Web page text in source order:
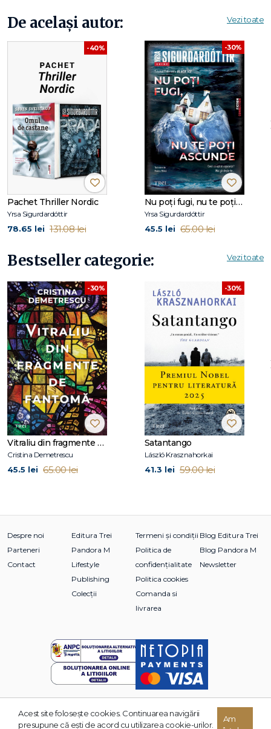
De același autor: Vezi toate
-40%
Pachet Thriller Nordic
Yrsa Sigurdardóttir
78.65 lei 131.08 lei
-30%
Nu poți fugi, nu te poți ascunde (Seria Black Ice, vol.1)
Yrsa Sigurdardóttir
45.5 lei 65.00 lei
Bestseller categorie: Vezi toate
-30%
Vitraliu din fragmente de fantomă
Cristina Demetrescu
45.5 lei 65.00 lei
-30%
Satantango
László Krasznahorkai
41.3 lei 59.00 lei
Despre noi
Parteneri
Contact
Editura Trei
Pandora M
Lifestyle
Publishing
Colecții
Termeni și condiții
Politica de
confidențialitate
Politica cookies
Comanda si
livrarea
Blog Editura Trei
Blog Pandora M
Newsletter
© 2026 Grupul Editorial TREI. Toate drepturile rezervate.
Acest site foloseşte cookies. Continuarea navigării
presupune că eşti de acord cu utilizarea cookie-urilor.
Am